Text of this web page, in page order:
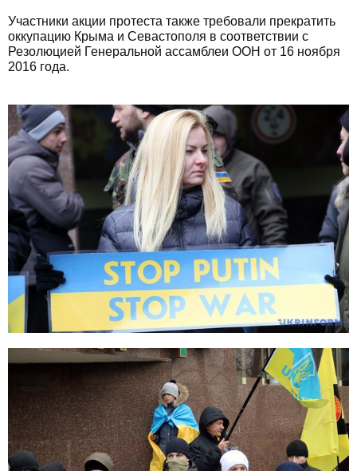
Участники акции протеста также требовали прекратить
оккупацию Крыма и Севастополя в соответствии с
Резолюцией Генеральной ассамблеи ООН от 16 ноября
2016 года.